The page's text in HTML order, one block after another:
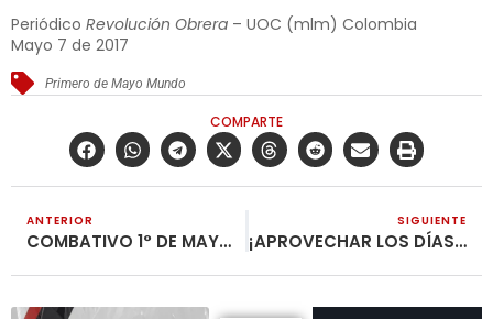
Periódico Revolución Obrera – UOC (mlm) Colombia
Mayo 7 de 2017
Primero de Mayo Mundo
COMPARTE
ANTERIOR
COMBATIVO 1° DE MAYO EN COLOMBIA
SIGUIENTE
¡APROVECHAR LOS DÍAS TURBULENTOS!